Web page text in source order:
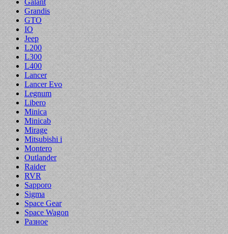
Galant
Grandis
GTO
IO
Jeep
L200
L300
L400
Lancer
Lancer Evo
Legnum
Libero
Minica
Minicab
Mirage
Mitsubishi i
Montero
Outlander
Raider
RVR
Sapporo
Sigma
Space Gear
Space Wagon
Разное